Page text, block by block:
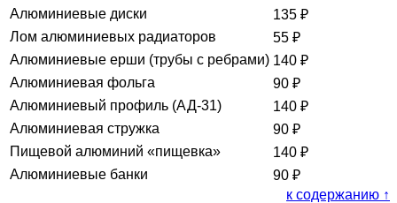
Алюминиевые диски
135 ₽
Лом алюминиевых радиаторов
55 ₽
Алюминиевые ерши (трубы с ребрами) 140 ₽
Алюминиевая фольга
90 ₽
Алюминиевый профиль (АД-31)
140 ₽
Алюминиевая стружка
90 ₽
Пищевой алюминий «пищевка»
140 ₽
Алюминиевые банки
90 ₽
к содержанию ↑